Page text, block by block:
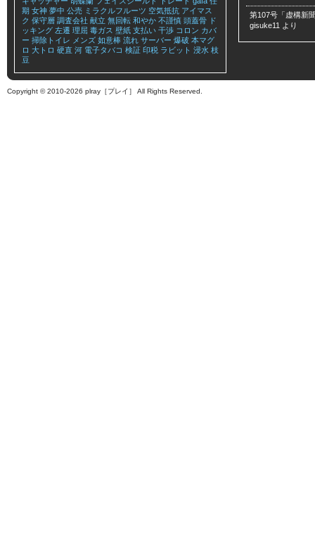
期 女神 夢中 公売 ミラクルフルーツ 空気抵抗 アイマス
ク 保守層 調査会社 献立 無回転 和やか 不謹慎 頭蓋骨 ド
ッキング 左遷 理屈 毒ガス 壁紙 支払い 干渉 コロン カバ
ー 掃除トイレ メンズ 如意棒 流れ サーバー 爆破 本マグ
ロ 大トロ 硬直 河 電子タバコ 検証 印税 ラビット 浸水 枝
豆
第107号「虚構新
gisuke11 より
Copyright © 2010-2026 plray［プレイ］ All Rights Reserved.